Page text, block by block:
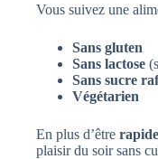
Vous suivez une
Sans gluten
Sans lactose
Sans sucre
Végétarien
En plus d’être
plaisir du soir sans